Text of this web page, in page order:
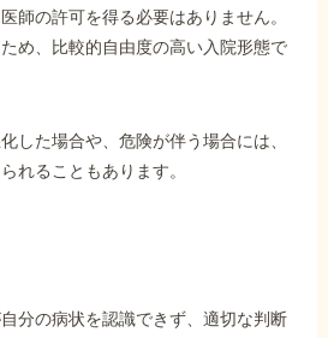
問い合わせ
9:00~18:00
師の許可を得る必要はありません。
め、比較的自由度の高い入院形態で
した場合や、危険が伴う場合には、
れることもあります。
分の病状を認識できず、適切な判断